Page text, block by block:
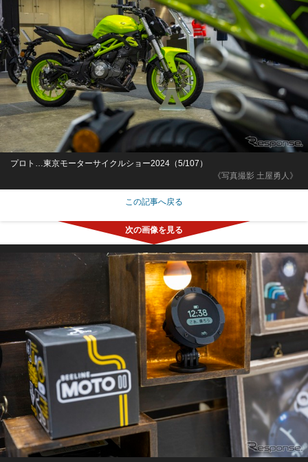
《写真撮影 土屋勇人》
プロト…東京モーターサイクルショー2024（5/107）
この記事へ戻る